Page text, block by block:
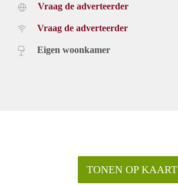
Vraag de adverteerder
Vraag de adverteerder
Eigen woonkamer
TONEN OP KAART